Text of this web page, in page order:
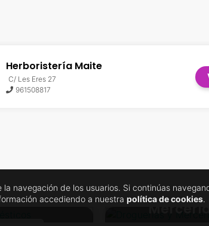
Herboristería Maite
C/ Les Eres 27
961508817
navegación de los usuarios. Si continúas
accediendo a nuestra política de cookies.